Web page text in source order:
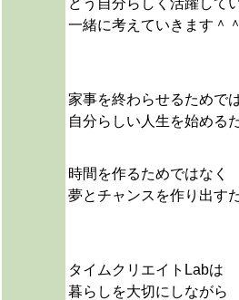
どう自分らしく活躍して
一緒に考えていきます＾＾
家事を終わらせるためで
自分らしい人生を始める
時間を作るためではなく
夢とチャンスを作り出す
タイムクリエイトLabは
暮らしを大切にしながら